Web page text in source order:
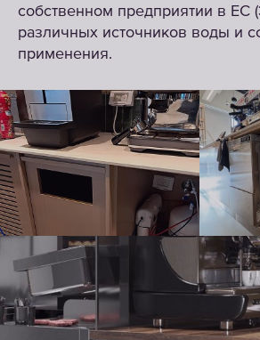
собственном предприятии в ЕС
различных источников воды и
применения.